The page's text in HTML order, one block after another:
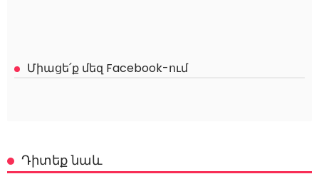
Միացե՛ք մեզ Facebook-ում
Դիտեք նաև